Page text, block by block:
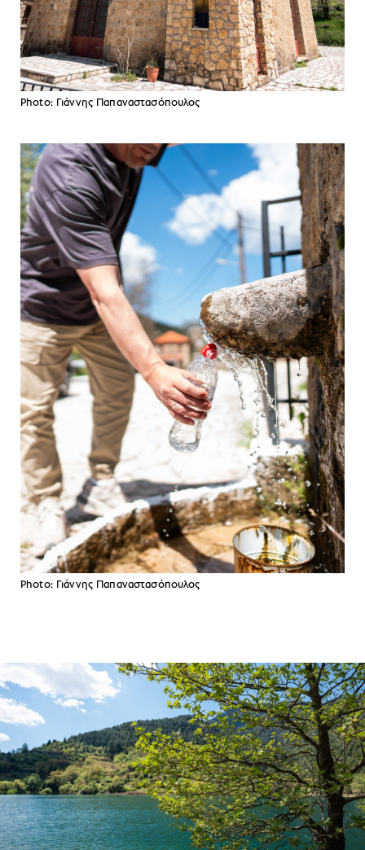
Photo: Γιάννης Παπαναστασόπουλος
Photo: Γιάννης Παπαναστασόπουλος